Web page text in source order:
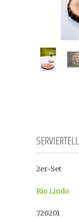
2er-Set
Rio Lindo
720201